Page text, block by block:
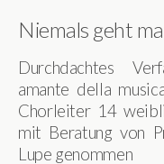
Niemals geht
Durchdachtes
amante della
Chorleiter 14
mit Beratung von
Lupe genommen